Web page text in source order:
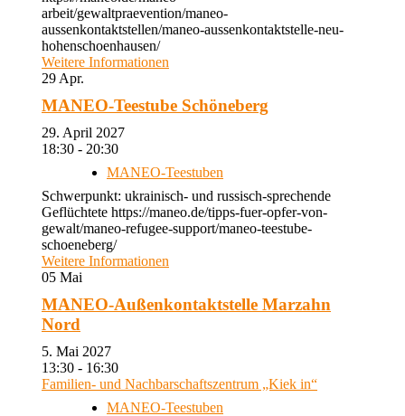
arbeit/gewaltpraevention/maneo-
aussenkontaktstellen/maneo-aussenkontaktstelle-neu-
hohenschoenhausen/
Weitere Informationen
29 Apr.
MANEO-Teestube Schöneberg
29. April 2027
18:30 - 20:30
MANEO-Teestuben
Schwerpunkt: ukrainisch- und russisch-sprechende
Geflüchtete https://maneo.de/tipps-fuer-opfer-von-
gewalt/maneo-refugee-support/maneo-teestube-
schoeneberg/
Weitere Informationen
05 Mai
MANEO-Außenkontaktstelle Marzahn
Nord
5. Mai 2027
13:30 - 16:30
Familien- und Nachbarschaftszentrum „Kiek in“
MANEO-Teestuben